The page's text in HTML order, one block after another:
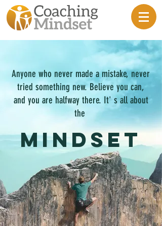
Anyone who never made a mistake, never
tried something new. Believe you can,
and you are halfway there. It' s all about
the
MINDSET